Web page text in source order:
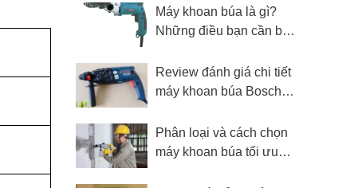
Máy khoan búa là gì?
Những điều bạn cần biết
Review đánh giá chi tiết
máy khoan búa Bosch
Phân loại và cách chọn
máy khoan búa tối ưu